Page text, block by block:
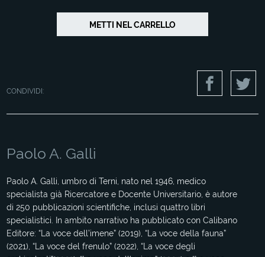
CONDIVIDI:
Paolo A. Galli
Paolo A. Galli, umbro di Terni, nato nel 1946, medico
specialista già Ricercatore e Docente Universitario, è autore
di 250 pubblicazioni scientifiche, inclusi quattro libri
specialistici. In ambito narrativo ha pubblicato con Calibano
Editore: “La voce dell’imene” (2019), “La voce della fauna”
(2021), “La voce del frenulo” (2022), “La voce degli